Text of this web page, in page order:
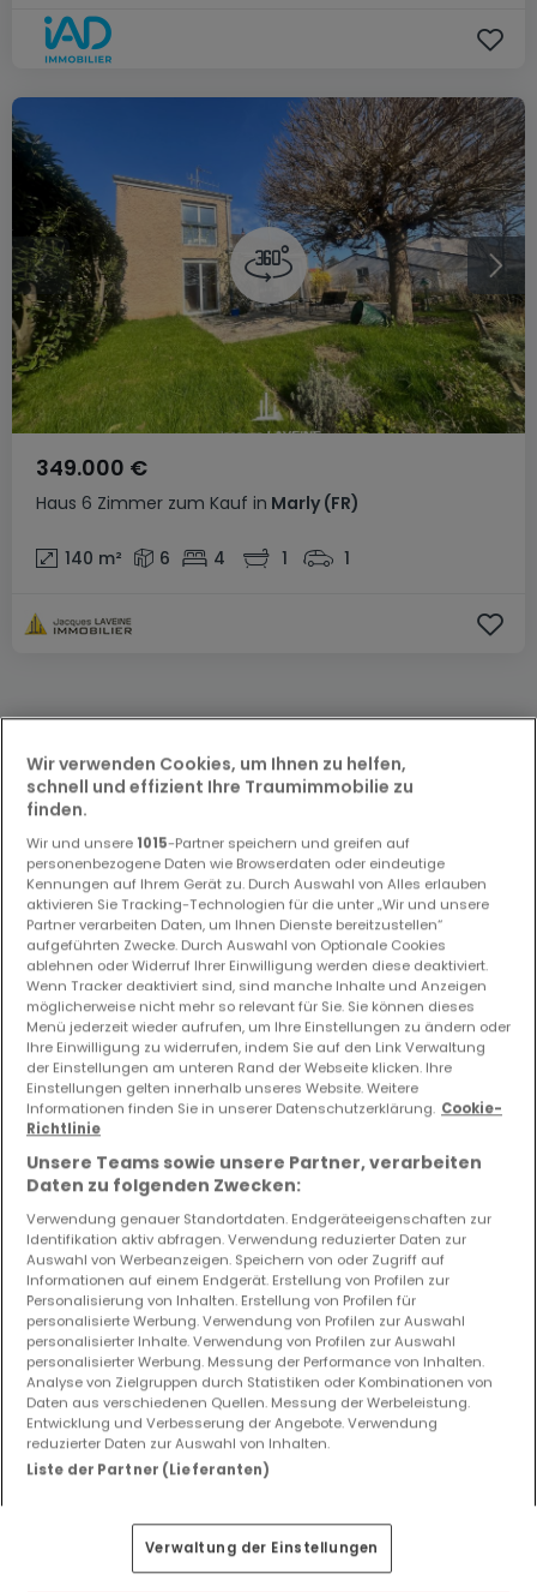
Haus 6 Zimmer zum Kauf in Marly (FR)
349.000 €
140 m² 6 4 1 1
Haus 6 Zimmer
365.000 €
108 m² 6 4 2
Wir verwenden Cookies, um Ihnen zu helfen,
schnell und effizient Ihre Traumimmobilie zu
finden.
Wir und unsere 1015-Partner speichern und greifen auf
personenbezogene Daten wie Browserdaten oder eindeutige
Kennungen auf Ihrem Gerät zu. Durch Auswahl von Alles erlauben
aktivieren Sie Tracking-Technologien für die unter „Wir und unsere
Partner verarbeiten Daten, um Ihnen Dienste bereitzustellen“
aufgeführten Zwecke. Durch Auswahl von Optionale Cookies
ablehnen oder Widerruf Ihrer Einwilligung werden diese deaktiviert.
Wenn Tracker deaktiviert sind, sind manche Inhalte und Anzeigen
möglicherweise nicht mehr so relevant für Sie. Sie können dieses
Menü jederzeit wieder aufrufen, um Ihre Einstellungen zu ändern oder
Ihre Einwilligung zu widerrufen, indem Sie auf den Link Verwaltung
der Einstellungen am unteren Rand der Webseite klicken. Ihre
Einstellungen gelten innerhalb unseres Website. Weitere
Informationen finden Sie in unserer Datenschutzerklärung. Cookie-
Richtlinie
Unsere Teams sowie unsere Partner, verarbeiten
Daten zu folgenden Zwecken:
Verwendung genauer Standortdaten. Endgeräteeigenschaften zur
Identifikation aktiv abfragen. Verwendung reduzierter Daten zur
Auswahl von Werbeanzeigen. Speichern von oder Zugriff auf
Informationen auf einem Endgerät. Erstellung von Profilen zur
Personalisierung von Inhalten. Erstellung von Profilen für
personalisierte Werbung. Verwendung von Profilen zur Auswahl
personalisierter Inhalte. Verwendung von Profilen zur Auswahl
personalisierter Werbung. Messung der Performance von Inhalten.
Analyse von Zielgruppen durch Statistiken oder Kombinationen von
Daten aus verschiedenen Quellen. Messung der Werbeleistung.
Entwicklung und Verbesserung der Angebote. Verwendung
reduzierter Daten zur Auswahl von Inhalten.
Liste der Partner (Lieferanten)
Verwaltung der Einstellungen